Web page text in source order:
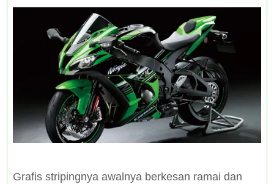
Grafis stripingnya awalnya berkesan ramai dan